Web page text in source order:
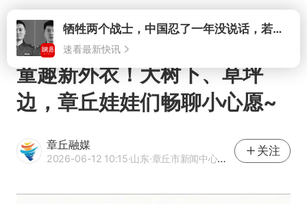
打开牺牲两个战士，中国忍了一年没说话，若菲律宾死了人，他会开战吗
速看最新快讯
童趣新外衣！大树下、草坪
边，章丘娃娃们畅聊小心愿~
章丘融媒
2026-06-12 10:15·山东·章丘市新闻中心官方网易号
关注